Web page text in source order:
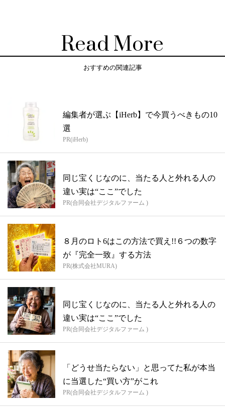
Read More
おすすめの関連記事
編集者が選ぶ【iHerb】で今買うべきもの10
選
PR(iHerb)
同じ宝くじなのに、当たる人と外れる人の
違い実は“ここ”でした
PR(合同会社デジタルファーム )
８月のロト6はこの方法で買え!!６つの数字
が『完全一致』する方法
PR(株式会社MURA)
同じ宝くじなのに、当たる人と外れる人の
違い実は“ここ”でした
PR(合同会社デジタルファーム )
「どうせ当たらない」と思ってた私が本当
に当選した“買い方”がこれ
PR(合同会社デジタルファーム )